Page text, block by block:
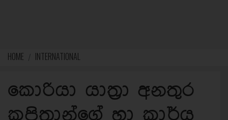
HOME INTERNATIONAL
කොරියා යාත්‍රා අනතුර
කපිතාන්ගේ හා කාර්ය